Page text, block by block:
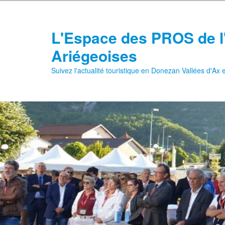
L'Espace des PROS
Ariégeoises
Suivez l'actualité touristique en Donezan Vallées d'Ax